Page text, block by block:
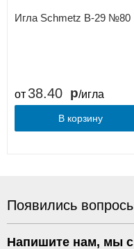
Игла Schmetz B-29 №80
от 38.40 /игла
В корзину
Появились
Напишите нам, мы